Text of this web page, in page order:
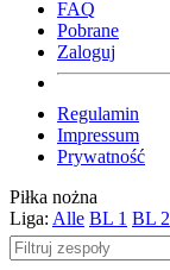
FAQ
Pobrane
Zaloguj
Regulamin
Impressum
Prywatność
Piłka nożna
Liga: Alle BL 1 BL 2